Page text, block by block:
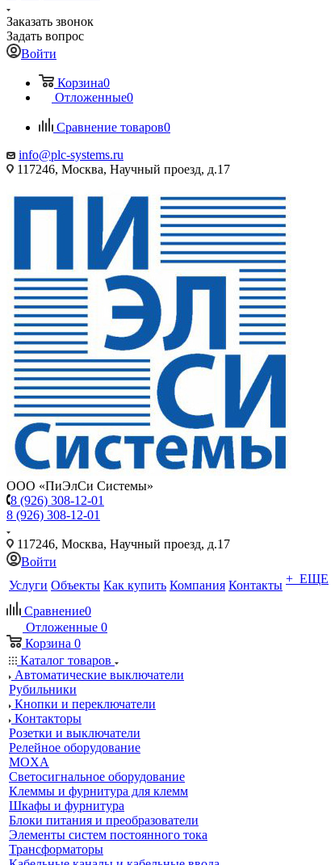
Заказать звонок
Задать вопрос
Войти
Корзина0
Отложенные0
Сравнение товаров0
info@plc-systems.ru
117246, Москва, Научный проезд, д.17
ООО «ПиЭлСи Системы»
8 (926) 308-12-01
8 (926) 308-12-01
117246, Москва, Научный проезд, д.17
Войти
Услуги Объекты Как купить Компания Контакты + ЕЩЕ
Сравнение0
Отложенные 0
Корзина 0
Каталог товаров
Автоматические выключатели
Рубильники
Кнопки и переключатели
Контакторы
Розетки и выключатели
Релейное оборудование
MOXA
Светосигнальное оборудование
Клеммы и фурнитура для клемм
Шкафы и фурнитура
Блоки питания и преобразователи
Элементы систем постоянного тока
Трансформаторы